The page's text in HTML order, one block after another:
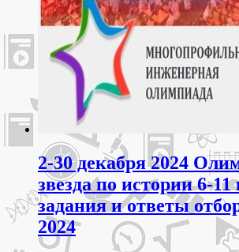
2-30 декабря 2024
звезда по истории 6-11
задания и ответы
2024